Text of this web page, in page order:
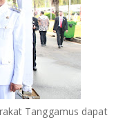
Tanggamus dapat